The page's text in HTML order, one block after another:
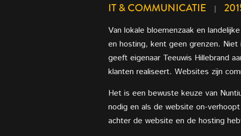
IT & COMMUNICATIE |
Van lokale bloemenzaak en
en hosting, kent geen grenzen. Niet
geeft eigenaar Teeuwis Hillebrand
klanten realiseert. Websites zijn
Het is een bewuste keuze van
nodig en als de website on-
achter de website en de hosting